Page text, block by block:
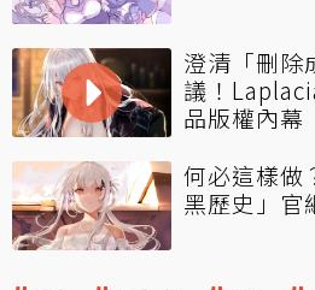
澄清「刪除
議！
品版權內幕
何必這樣做
黑歷史」官